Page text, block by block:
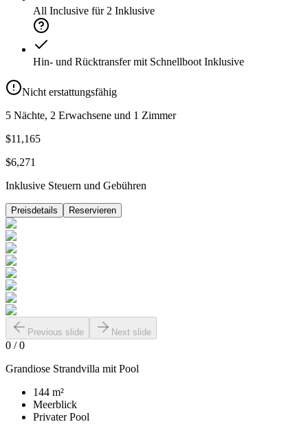
All Inclusive für 2 Inklusive
Hin- und Rücktransfer mit Schnellboot Inklusive
Nicht erstattungsfähig
5 Nächte, 2 Erwachsene und 1 Zimmer
$11,165
$6,271
Inklusive Steuern und Gebühren
Preisdetails Reservieren
Previous slide Next slide
0 /0
Grandiose Strandvilla mit Pool
144 m²
Meerblick
Privater Pool